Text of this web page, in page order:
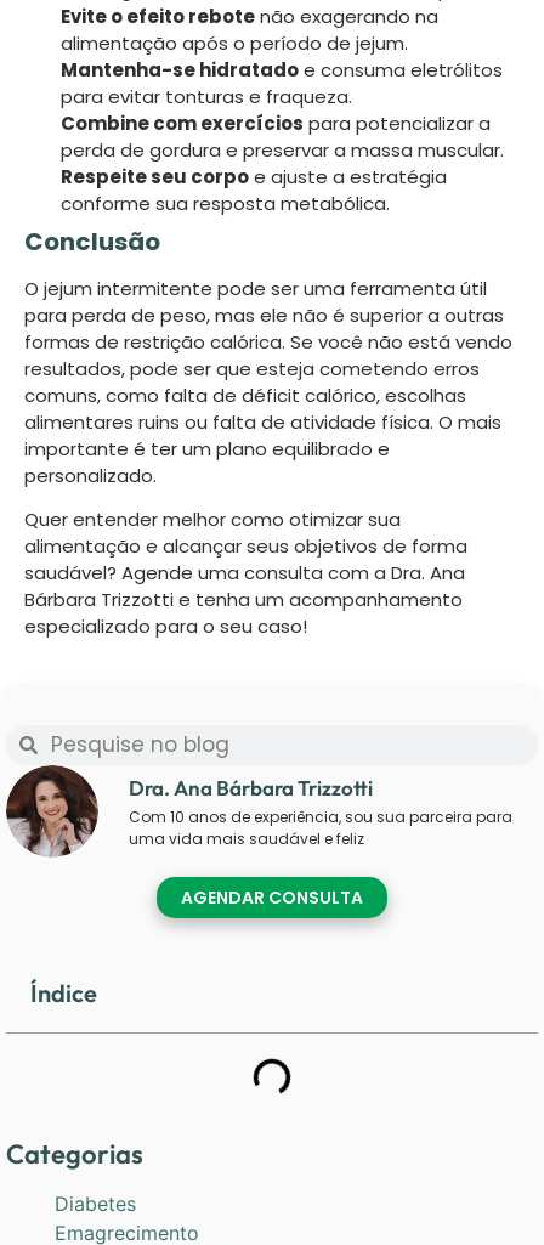
Evite o efeito rebotenão exagerando na
alimentação após o período de jejum.
Mantenha-se hidratadoe consuma eletrólitos
para evitar tonturas e fraqueza.
Combine com exercícios para potencializar a
perda de gordura e preservar a massa muscular.
Respeite seu corpoe ajuste a estratégia
conforme sua resposta metabólica.
Conclusão
O jejum intermitente pode ser uma ferramenta útil
para perda de peso, mas ele não é superior a outras
formas de restrição calórica. Se você não está vendo
resultados, pode ser que esteja cometendo erros
comuns, como falta de déficit calórico, escolhas
alimentares ruins ou falta de atividade física. O mais
importante é ter um plano equilibrado e
personalizado.
Quer entender melhor como otimizar sua
alimentação e alcançar seus objetivos de forma
saudável? Agende uma consulta com a Dra. Ana
Bárbara Trizzotti e tenha um acompanhamento
especializado para o seu caso!
Dra. Ana Bárbara Trizzotti
Com 10 anos de experiência, sou sua parceira para
uma vida mais saudável e feliz
AGENDAR CONSULTA
Índice
Categorias
Diabetes
Emagrecimento